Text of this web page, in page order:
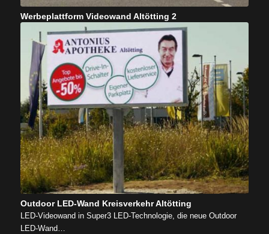
Werbeplattform Videowand Altötting 2
Outdoor LED-Wand Kreisverkehr Altötting
LED-Videowand in Super3 LED-Technologie, die neue Outdoor
LED-Wand…